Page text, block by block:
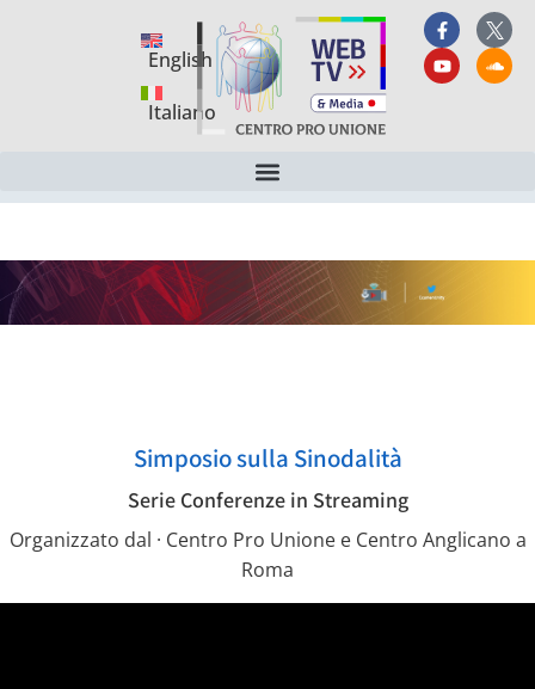
English
Italiano
Simposio sulla Sinodalità
Serie Conferenze in Streaming
Organizzato dal · Centro Pro Unione e Centro Anglicano a
Roma